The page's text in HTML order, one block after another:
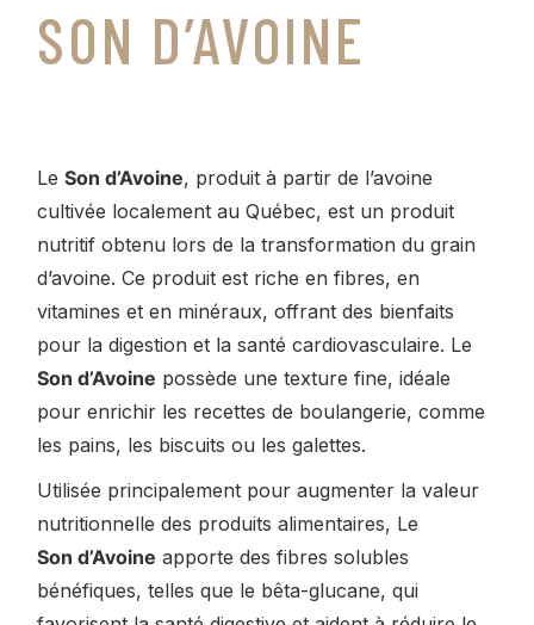
SON D’AVOINE
LeSon d’Avoine, produit à partir de l’avoine
cultivée localement au Québec, est un produit
nutritif obtenu lors de la transformation du grain
d’avoine. Ce produit est riche en fibres, en
vitamines et en minéraux, offrant des bienfaits
pour la digestion et la santé cardiovasculaire. Le
Son d’Avoine possède une texture fine, idéale
pour enrichir les recettes de boulangerie, comme
les pains, les biscuits ou les galettes.
Utilisée principalement pour augmenter la valeur
nutritionnelle des produits alimentaires, Le
Son d’Avoine apporte des fibres solubles
bénéfiques, telles que le bêta-glucane, qui